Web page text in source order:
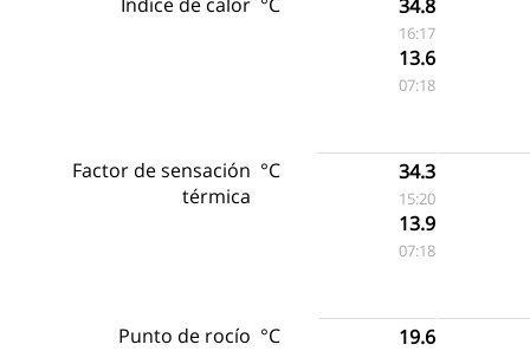
34.8
16:17
13.6
07:18
Factor de sensación
térmica
°C 34.3
15:20
13.9
07:18
Punto de rocío °C 19.6